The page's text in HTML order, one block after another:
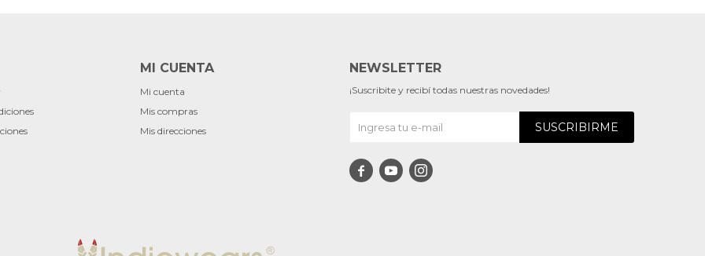
MI CUENTA
Mi cuenta
Mis compras
Mis direcciones
NEWSLETTER
¡Suscribite y recibí todas nuestras novedades!
SUSCRIBIRME
  